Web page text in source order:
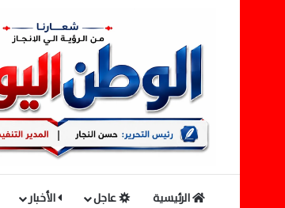
الرئيسية عاجل الأخبار